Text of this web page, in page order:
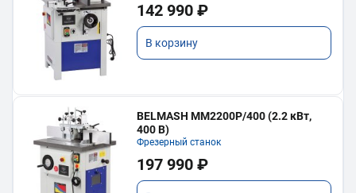
142 990 ₽
В корзину
BELMASH MM2200P/400 (2.2 кВт,
400 В)
Фрезерный станок
197 990 ₽